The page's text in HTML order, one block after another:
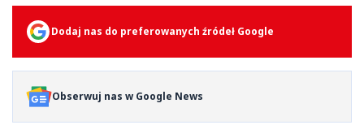
Dodaj nas do preferowanych źródeł Google
Obserwuj nas w Google News